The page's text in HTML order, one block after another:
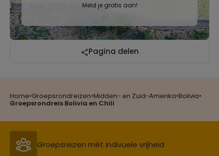
Home•Groepsrondreizen•Midden- en Zuid-Amerika•Bolivia•
Groepsrondreis Bolivia en Chili
Meld je gratis aan!
Pagina delen
Reizen met oog voor mens, cultuur en milieu
Groepsreizen mét indivuele vrijheid